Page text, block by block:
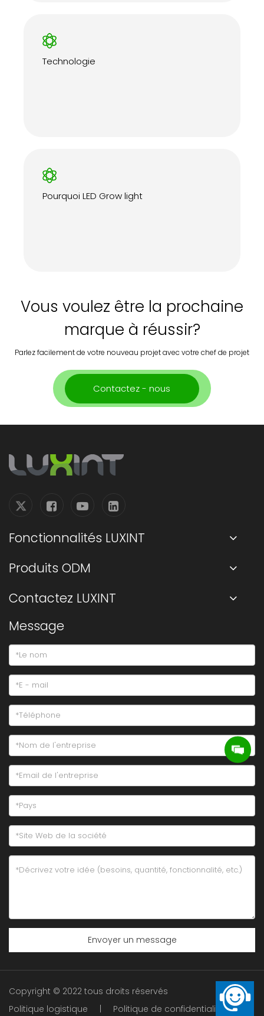
Technologie
Pourquoi LED Grow light
Vous voulez être la prochaine
marque à réussir?
Parlez facilement de votre nouveau projet avec votre chef de projet
Contactez - nous
Fonctionnalités LUXINT
Produits ODM
Contactez LUXINT
Message
Envoyer un message
Copyright © 2022 tous droits réservés
Politique logistique
Politique de confidentialité